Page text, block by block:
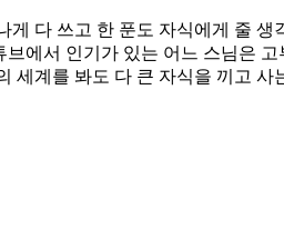
다 쓰고 한 푼도 자식에게 줄
에서 인기가 있는 어느 스님은
세계를 봐도 다 큰 자식을 끼고 사